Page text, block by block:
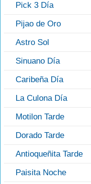
Pick 3 Día
Pijao de Oro
Astro Sol
Sinuano Día
Caribeña Día
La Culona Día
Motilon Tarde
Dorado Tarde
Antioqueñita Tarde
Paisita Noche